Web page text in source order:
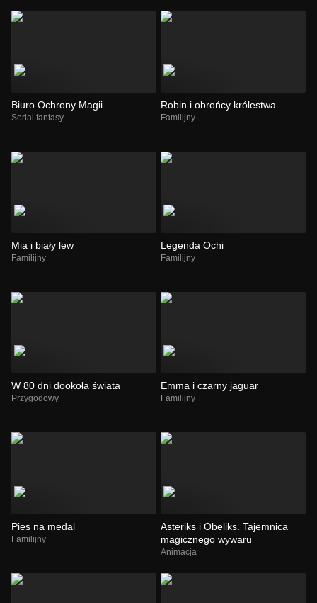
Biuro Ochrony Magii
Serial fantasy
Robin i obrońcy królestwa
Familijny
Mia i biały lew
Familijny
Legenda Ochi
Familijny
W 80 dni dookoła świata
Przygodowy
Emma i czarny jaguar
Familijny
Pies na medal
Familijny
Asteriks i Obeliks. Tajemnica
magicznego wywaru
Animacja